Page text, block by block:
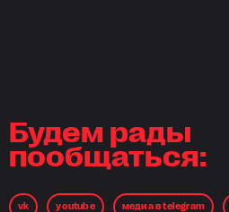
Будем рады
пообщаться:
vk youtube медиа в telegram